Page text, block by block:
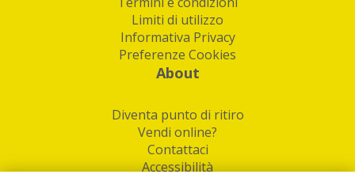
Limiti di utilizzo
Informativa Privacy
Preferenze Cookies
About
Diventa punto di ritiro
Vendi online?
Contattaci
Accessibilità